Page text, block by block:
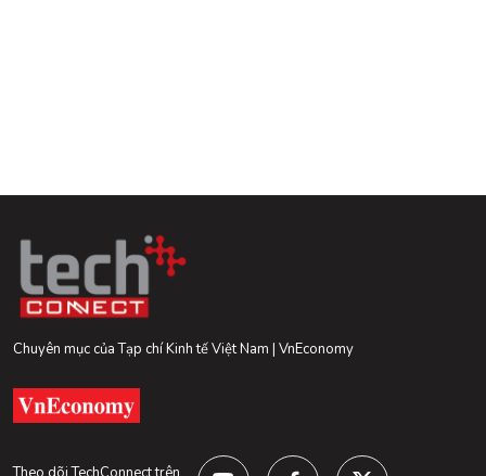
Chuyên mục của Tạp chí Kinh tế Việt Nam | VnEconomy